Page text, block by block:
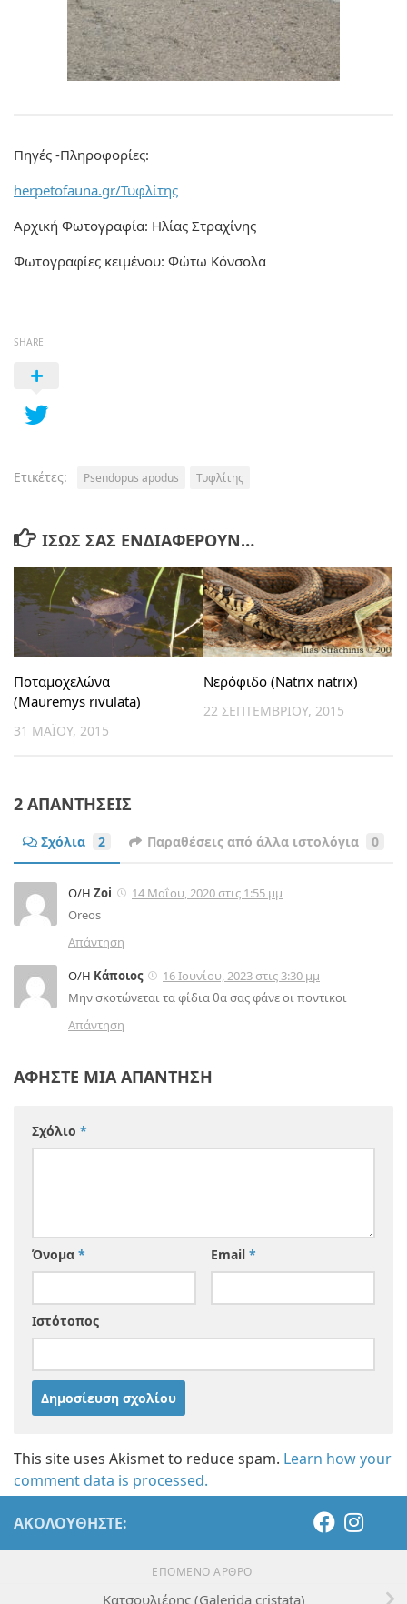
Πηγές -Πληροφορίες:
herpetofauna.gr/Τυφλίτης
Αρχική Φωτογραφία: Ηλίας Στραχίνης
Φωτογραφίες κειμένου: Φώτω Κόνσολα
SHARE
Ετικέτες: Psendopus apodus Τυφλίτης
ΊΣΩΣ ΣΑΣ ΕΝΔΙΑΦΈΡΟΥΝ…
Ποταμοχελώνα
(Mauremys rivulata)
31 ΜΑΪ́ΟΥ, 2015
Νερόφιδο (Natrix natrix)
22 ΣΕΠΤΕΜΒΡΊΟΥ, 2015
2 ΑΠΑΝΤΉΣΕΙΣ
Σχόλια 2 Παραθέσεις από άλλα ιστολόγια 0
Ο/Η Zoi
14 Μαΐου, 2020 στις 1:55 μμ
Oreos
Απάντηση
Ο/Η Κάποιος
16 Ιουνίου, 2023 στις 3:30 μμ
Μην σκοτώνεται τα φίδια θα σας φάνε οι ποντικοι
Απάντηση
ΑΦΉΣΤΕ ΜΙΑ ΑΠΆΝΤΗΣΗ
Σχόλιο *
Όνομα * Email *
Ιστότοπος
This site uses Akismet to reduce spam. Learn how your
comment data is processed.
ΑΚΟΛΟΥΘΉΣΤΕ:
ΕΠΌΜΕΝΟ ΆΡΘΡΟ
Κατσουλιέρης (Galerida cristata)